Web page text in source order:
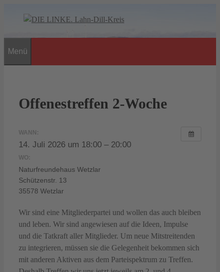
Menü
Offenestreffen 2-Woche
WANN:
14. Juli 2026 um 18:00 – 20:00
WO:
Naturfreundehaus Wetzlar
Schützenstr. 13
35578 Wetzlar
Wir sind eine Mitgliederpartei und wollen das auch bleiben
und leben. Wir sind angewiesen auf die Ideen, Impulse
und die Tatkraft aller Mitglieder. Um neue Mitstreitenden
zu integrieren, müssen sie die Gelegenheit bekommen sich
mit anderen Aktiven aus dem Parteispektrum zu Treffen.